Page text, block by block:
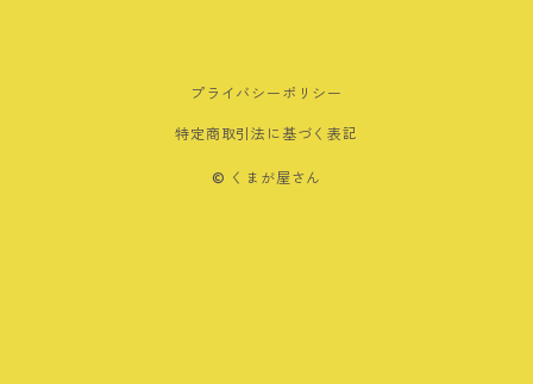
プライバシーポリシー
特定商取引法に基づく表記
© くまが屋さん